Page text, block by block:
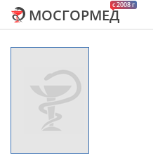
c 2008 г
МОСГОРМЕД